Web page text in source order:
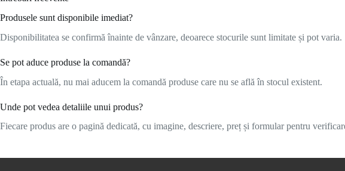
Produsele sunt disponibile imediat?
Disponibilitatea se confirmă înainte de vânzare, deoarece stocurile sunt limitate și pot varia.
Se pot aduce produse la comandă?
În etapa actuală, nu mai aducem la comandă produse care nu se află în stocul existent.
Unde pot vedea detaliile unui produs?
Fiecare produs are o pagină dedicată, cu imagine, descriere, preț și formular pentru